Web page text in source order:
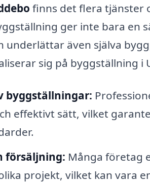
finns det flera tjänster
ger inte bara en
underlättar även själva
sig på byggställning i
byggställningar:
effektivt sätt, vilket
försäljning: Många företag
projekt, vilket kan vara